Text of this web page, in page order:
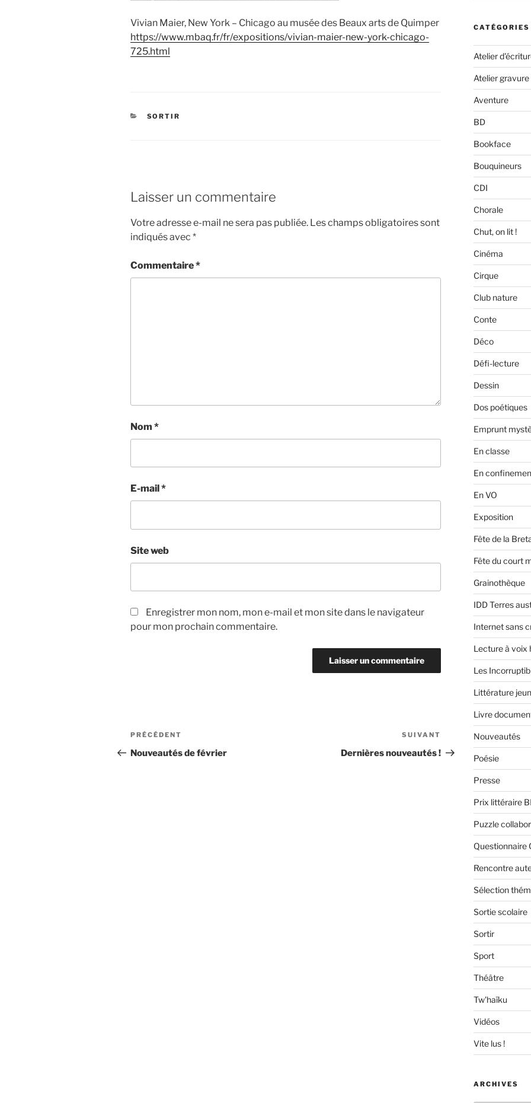
Vivian Maier, New York – Chicago au musée des Beaux arts de Quimper
https://www.mbaq.fr/fr/expositions/vivian-maier-new-york-chicago-
725.html
CATÉGORIES
SORTIR
Laisser un commentaire
Votre adresse e-mail ne sera pas publiée. Les champs obligatoires sont
indiqués avec *
Commentaire*
Nom *
E-mail *
Site web
Enregistrer mon nom, mon e-mail et mon site dans le navigateur
pour mon prochain commentaire.
Navigation
de
Article
précédent
PRÉCÉDENT
Nouveautés de février
suivant
SUIVANT
Dernières nouveautés !
CATÉGORIES
Atelier
Atelier gravure
Aventure
BD
Bookface
Bouquineurs
CDI
Chorale
Chut, on lit !
Cinéma
Cirque
Club nature
Conte
Déco
Défi-lecture
Dessin
Dos poétiques
Emprunt
En classe
En
En VO
Exposition
Fête de la
Fête du court
Grainothèque
IDD Terres
Internet sans
Lecture à voix
Les
Littérature
Livre
Nouveautés
Poésie
Presse
Prix littéraire
Puzzle
Questionnaire
Rencontre
Sélection
Sortie scolaire
Sortir
Sport
Théâtre
Tw'haïku
Vidéos
Vite lus !
ARCHIVES